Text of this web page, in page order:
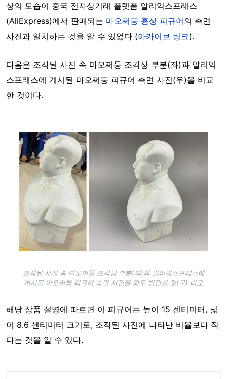
상의 모습이 중국 전자상거래 플랫폼 알리익스프레스
(AliExpress)에서 판매되는 마오쩌둥 흉상 피규어의 측면
사진과 일치하는 것을 알 수 있었다 (아카이브 링크).
다음은 조작된 사진 속 마오쩌둥 조각상 부분(좌)과 알리익
스프레스에 게시된 마오쩌둥 피규어 측면 사진(우)을 비교
한 것이다.
Image
조작된 사진 속 마오쩌둥 조각상 부분(좌)과 알리익스프레스에
게시된 마오쩌둥 피규어 측면 사진을 좌우 반전한 것(우) 비교
해당 상품 설명에 따르면 이 피규어는 높이 15 센티미터, 넓
이 8.6 센티미터 크기로, 조작된 사진에 나타난 비율보다 작
다는 것을 알 수 있다.